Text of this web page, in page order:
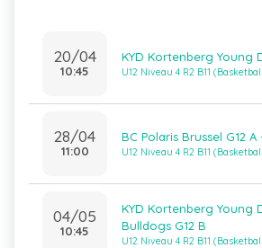
20/04
10:45
KYD Kortenberg Young
U12 Niveau 4 R2 B11
28/04
11:00
BC Polaris Brussel G12
U12 Niveau 4 R2 B11
04/05
10:45
KYD Kortenberg Young
Bulldogs G12 B
U12 Niveau 4 R2 B11